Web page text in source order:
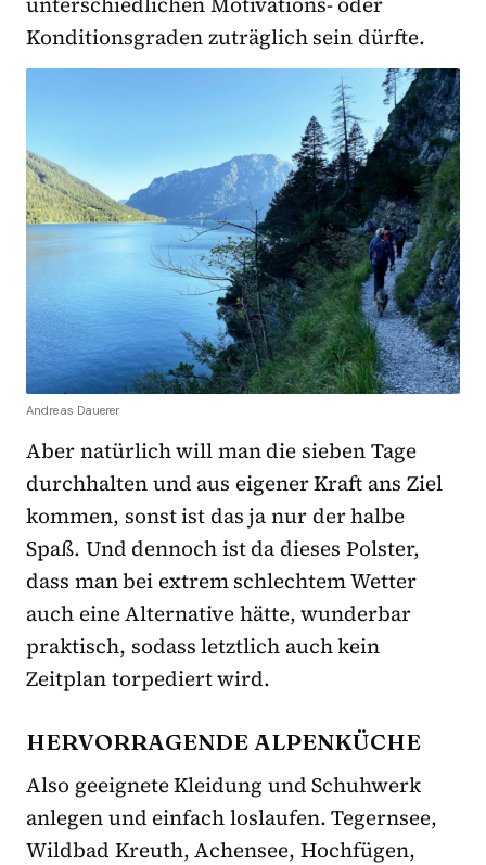
Konditionsgraden zuträglich sein dürfte.
Andreas Dauerer
Aber natürlich will man die sieben Tage
durchhalten und aus eigener Kraft ans Ziel
kommen, sonst ist das ja nur der halbe
Spaß. Und dennoch ist da dieses Polster,
dass man bei extrem schlechtem Wetter
auch eine Alternative hätte, wunderbar
praktisch, sodass letztlich auch kein
Zeitplan torpediert wird.
HERVORRAGENDE ALPENKÜCHE
Also geeignete Kleidung und Schuhwerk
anlegen und einfach loslaufen. Tegernsee,
Wildbad Kreuth, Achensee, Hochfügen,